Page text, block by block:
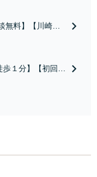
無料】【川崎駅
用・養育費・財
歩１分】【初回相